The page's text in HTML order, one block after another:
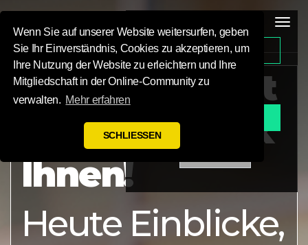
Wenn Sie auf unserer Website weitersurfen, geben
Sie Ihr Einverständnis, Cookies zu akzeptieren, um
Ihre Nutzung der Website zu erleichtern und Ihre
Mitgliedschaft in der Online-Community zu
verwalten. Mehr erfahren
SCHLIESSEN
STARTSEITE
ÜBER UNS
Startseite
Die Heilung ist
in Sicht – dank
Ihnen!
Heute Einblicke,